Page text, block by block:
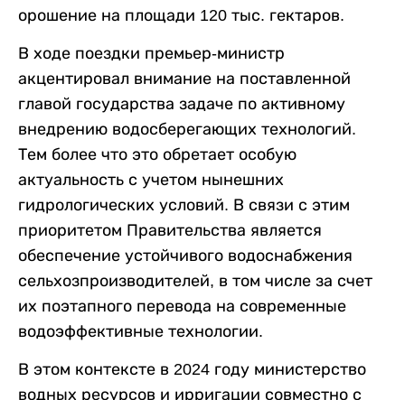
орошение на площади 120 тыс. гектаров.
В ходе поездки премьер-министр
акцентировал внимание на поставленной
главой государства задаче по активному
внедрению водосберегающих технологий.
Тем более что это обретает особую
актуальность с учетом нынешних
гидрологических условий. В связи с этим
приоритетом Правительства является
обеспечение устойчивого водоснабжения
сельхозпроизводителей, в том числе за счет
их поэтапного перевода на современные
водоэффективные технологии.
В этом контексте в 2024 году министерство
водных ресурсов и ирригации совместно с